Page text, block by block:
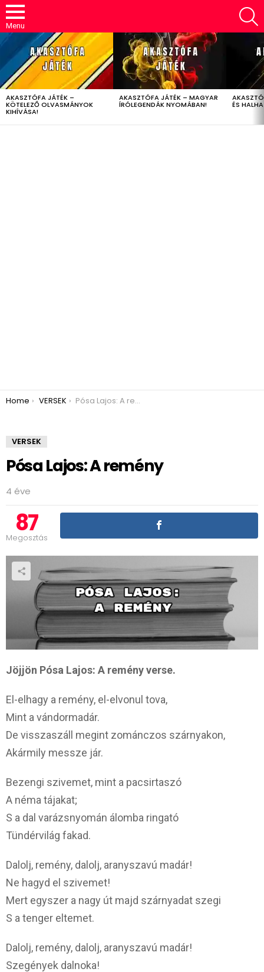
Menu
LATEST
STORIES
AKASZTÓFA JÁTÉK –
KÖTELEZŐ OLVASMÁNYOK
KIHÍVÁSA!
AKASZTÓFA JÁTÉK – MAGYAR
ÍRÓLEGENDÁK NYOMÁBAN! ÉS
You are here:
Home VERSEK Pósa Lajos: A remény
VERSEK
Pósa Lajos: A remény
4 éve
87
Megosztás
Jöjjön Pósa Lajos: A remény verse.
El-elhagy a remény, el-elvonul tova,
Mint a vándormadár.
De visszaszáll megint zománczos szárnyakon,
Akármily messze jár.
Bezengi szivemet, mint a pacsirtaszó
A néma tájakat;
S a dal varázsnyomán álomba ringató
Tündérvilág fakad.
Dalolj, remény, dalolj, aranyszavú madár!
Ne hagyd el szivemet!
Mert egyszer a nagy út majd szárnyadat szegi
S a tenger eltemet.
Dalolj, remény, dalolj, aranyszavú madár!
Szegények dalnoka!